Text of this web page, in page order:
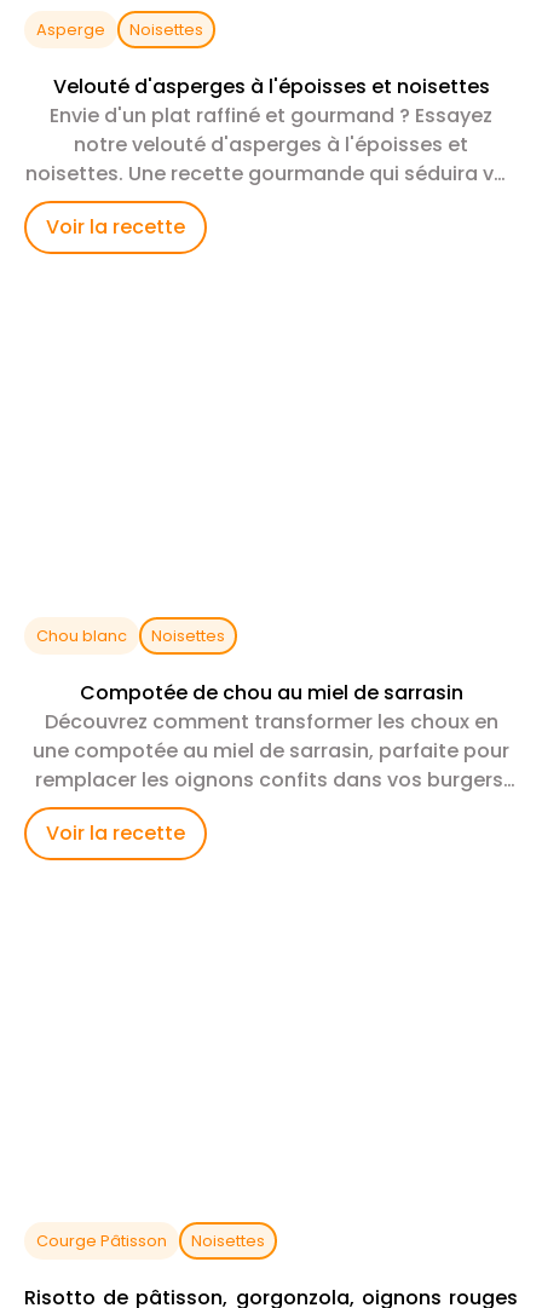
Asperge Noisettes
Velouté d'asperges à l'époisses et noisettes
Envie d'un plat raffiné et gourmand ? Essayez
notre velouté d'asperges à l'époisses et
noisettes. Une recette gourmande qui séduira vos
Voir la recette
Chou blanc Noisettes
Compotée de chou au miel de sarrasin
Découvrez comment transformer les choux en
une compotée au miel de sarrasin, parfaite pour
remplacer les oignons confits dans vos burgers,
Voir la recette
Courge Pâtisson Noisettes
Risotto de pâtisson, gorgonzola, oignons rouges